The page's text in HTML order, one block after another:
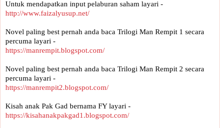
Untuk mendapatkan input pelaburan saham layari -
http://www.faizalyusup.net/
Novel paling best pernah anda baca Trilogi Man Rempit 1 secara
percuma layari -
https://manrempit.blogspot.com/
Novel paling best pernah anda baca Trilogi Man Rempit 2 secara
percuma layari -
https://manrempit2.blogspot.com/
Kisah anak Pak Gad bernama FY layari -
https://kisahanakpakgad1.blogspot.com/